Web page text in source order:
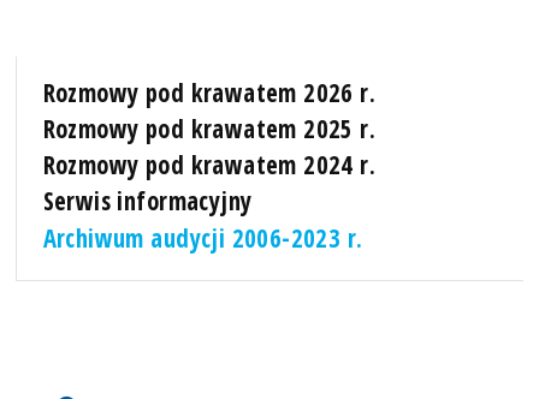
Rozmowy pod krawatem 2026 r.
Rozmowy pod krawatem 2025 r.
Rozmowy pod krawatem 2024 r.
Serwis informacyjny
Archiwum audycji 2006-2023 r.